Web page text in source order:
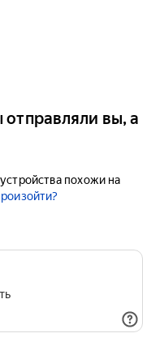
вы, а
похожи на